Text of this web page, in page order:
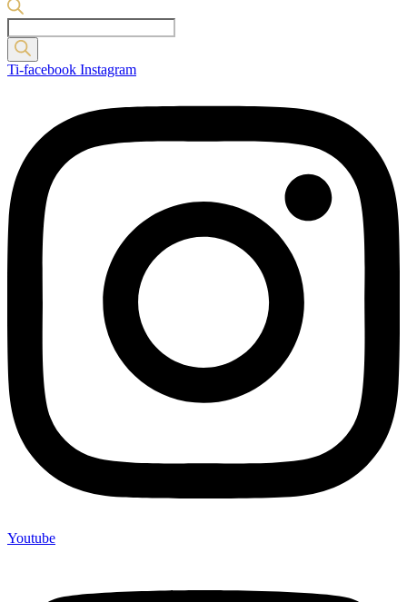
Products
search
Ti-facebook Instagram
Youtube